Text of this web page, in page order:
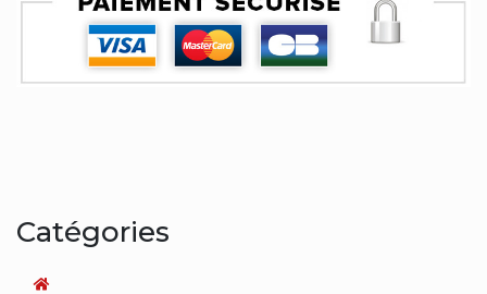
Catégories